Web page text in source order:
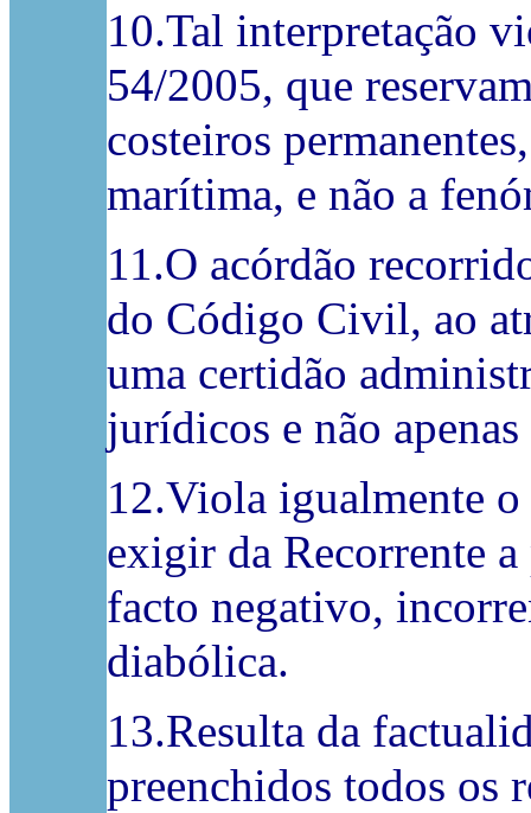
10.Tal interpretação
54/2005, que
costeiros
marítima, e não a
11.O acórdão
do Código Civil, ao
uma certidão
jurídicos e não
12.Viola igualmente
exigir da Recorrente
facto negativo,
diabólica.
13.Resulta da
preenchidos todos os